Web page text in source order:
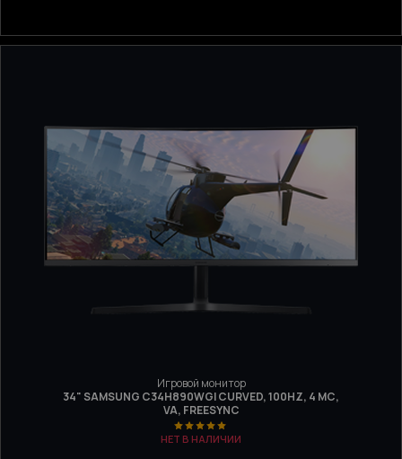
Игровой монитор
34" SAMSUNG C34H890WGI CURVED, 100HZ, 4 МС,
VA, FREESYNC
НЕТ В НАЛИЧИИ